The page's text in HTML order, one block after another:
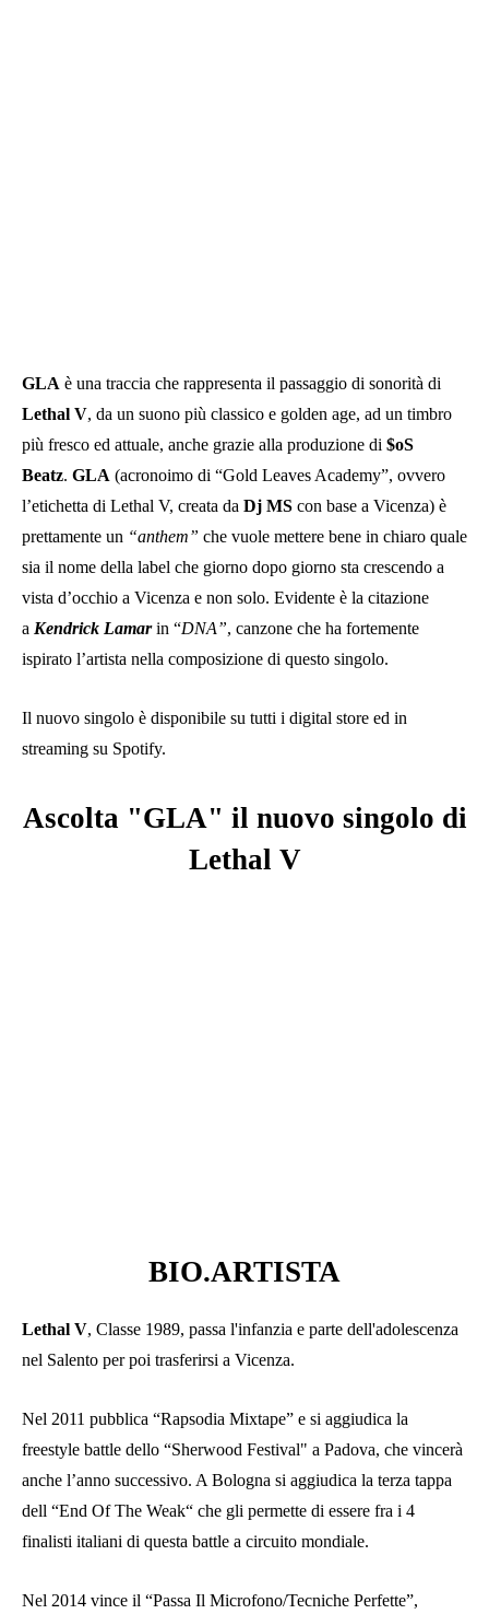
GLA è una traccia che rappresenta il passaggio di sonorità di
Lethal V, da un suono più classico e golden age, ad un timbro
più fresco ed attuale, anche grazie alla produzione di $oS
Beatz. GLA (acronoimo di “Gold Leaves Academy”, ovvero
l’etichetta di Lethal V, creata da Dj MS con base a Vicenza) è
prettamente un “anthem” che vuole mettere bene in chiaro quale
sia il nome della label che giorno dopo giorno sta crescendo a
vista d’occhio a Vicenza e non solo. Evidente è la citazione
a Kendrick Lamarin “DNA”, canzone che ha fortemente
ispirato l’artista nella composizione di questo singolo.
Il nuovo singolo è disponibile su tutti i digital store ed in
streaming su Spotify.
Ascolta "GLA" il nuovo singolo di
Lethal V
BIO.ARTISTA
Lethal V, Classe 1989, passa l'infanzia e parte dell'adolescenza
nel Salento per poi trasferirsi a Vicenza.
Nel 2011 pubblica “Rapsodia Mixtape” e si aggiudica la
freestyle battle dello “Sherwood Festival" a Padova, che vincerà
anche l’anno successivo. A Bologna si aggiudica la terza tappa
dell “End Of The Weak“ che gli permette di essere fra i 4
finalisti italiani di questa battle a circuito mondiale.
Nel 2014 vince il “Passa Il Microfono/Tecniche Perfette”,